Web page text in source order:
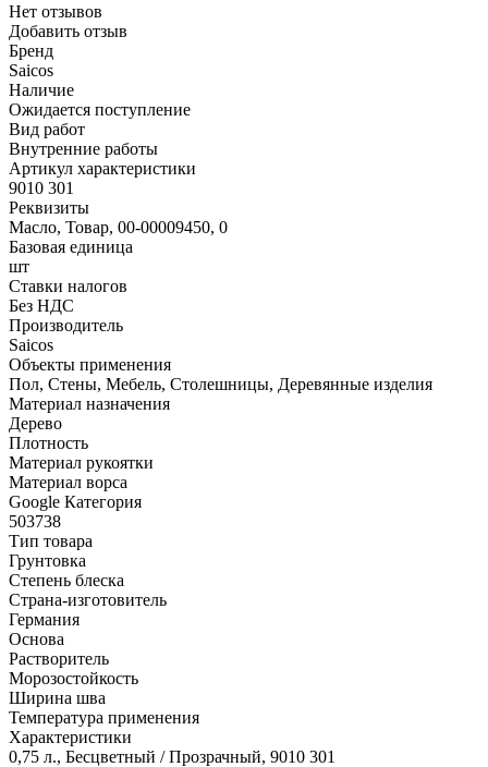
Нет отзывов
Добавить отзыв
Бренд
Saicos
Наличие
Ожидается поступление
Вид работ
Внутренние работы
Артикул характеристики
9010 301
Реквизиты
Масло, Товар, 00-00009450, 0
Базовая единица
шт
Ставки налогов
Без НДС
Производитель
Saicos
Объекты применения
Пол, Стены, Мебель, Столешницы, Деревянные изделия
Материал назначения
Дерево
Плотность
Материал рукоятки
Материал ворса
Google Категория
503738
Тип товара
Грунтовка
Степень блеска
Страна-изготовитель
Германия
Основа
Растворитель
Морозостойкость
Ширина шва
Температура применения
Характеристики
0,75 л., Бесцветный / Прозрачный, 9010 301